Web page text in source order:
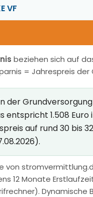
VF
beziehen sich auf
= Jahrespreis
der
entspricht 1.508
auf rund 30 bis
von
12 Monate